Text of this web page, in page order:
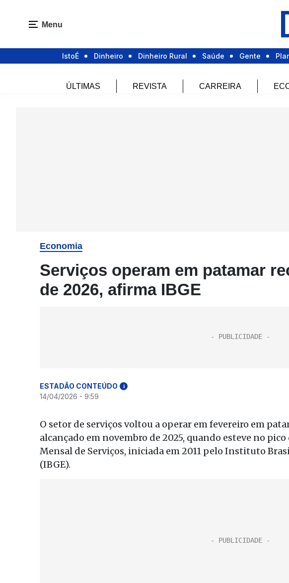
Menu
IstoÉ Dinheiro Dinheiro Rural Saúde Gente
ÚLTIMAS REVISTA CARREIRA
Economia
Serviços operam em patamar
de 2026, afirma IBGE
ESTADÃO CONTEÚDO i
14/04/2026 - 9:59
O setor de serviços voltou a operar em fevereiro em
alcançado em novembro de 2025, quando esteve no
Mensal de Serviços, iniciada em 2011 pelo Instituto
(IBGE).